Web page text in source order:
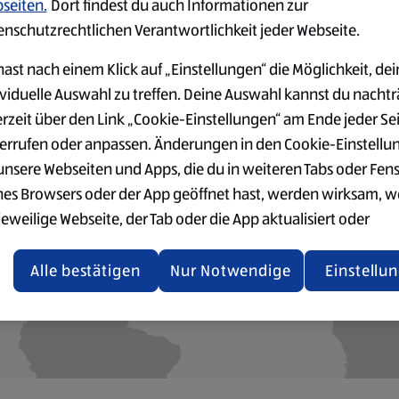
kann aufgrund deiner Datenschutzeinstellungen nicht
KLICKE HIER, UM DEN INHALT ZU AKTIVIEREN
Dort findest du auch Informationen zur
Verantwortlichkeit jeder Webseite.
nach einem Klick auf „Einstellungen“ die Möglichkeit,
Auswahl zu treffen. Deine Auswahl kannst du
über den Link „Cookie-Einstellungen“ am Ende jeder
oder anpassen. Änderungen in den Cookie-
Webseiten und Apps, die du in weiteren Tabs oder
Browsers oder der App geöffnet hast, werden wirksam,
Webseite, der Tab oder die App aktualisiert oder
und anschließend wieder geöffnet werden.
Informationen stellen wir dir in unserer
Nur Notwendige
Alle bestätigen